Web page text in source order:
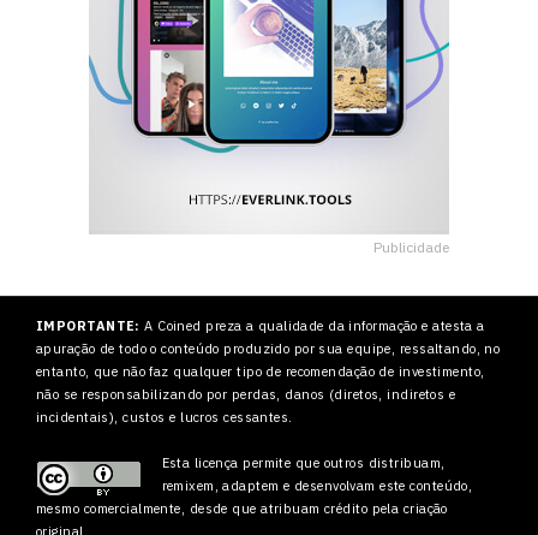
Publicidade
IMPORTANTE: A Coined preza a qualidade da informação e atesta a
apuração de todo o conteúdo produzido por sua equipe, ressaltando, no
entanto, que não faz qualquer tipo de recomendação de investimento,
não se responsabilizando por perdas, danos (diretos, indiretos e
incidentais), custos e lucros cessantes.
Esta licença permite que outros distribuam,
remixem, adaptem e desenvolvam este conteúdo,
mesmo comercialmente, desde que atribuam crédito pela criação
original.